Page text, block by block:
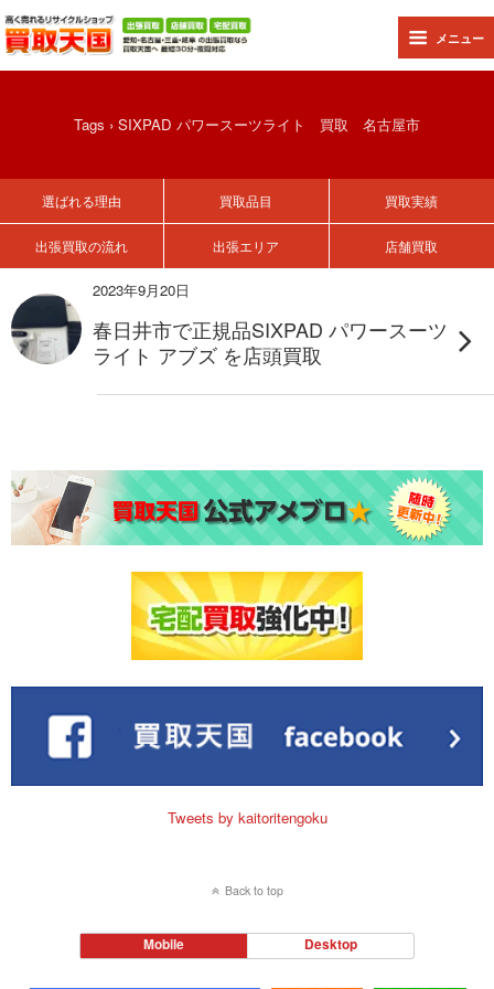
メニュー
Tags › SIXPAD パワースーツライト 買取 名古屋市
選ばれる理由 買取品目 買取実績
出張買取の流れ 出張エリア 店舗買取
2023年9月20日
春日井市で正規品SIXPAD パワースーツ
ライト アブズ を店頭買取
Tweets by kaitoritengoku
Back to top
Mobile Desktop